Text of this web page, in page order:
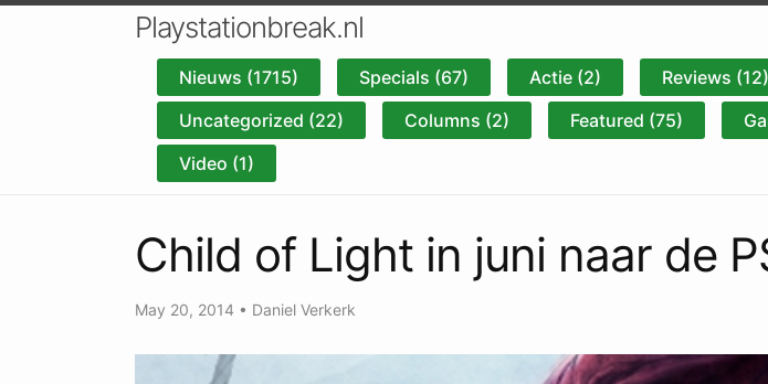
Playstationbreak.nl
Nieuws (1715) Specials (67) Actie (2) Reviews (12)
Uncategorized (22)
Columns (2) Featured (75)
Video (1)
Child of Light in juni naar de
May 20, 2014 • Daniel Verkerk